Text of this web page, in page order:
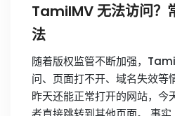
TamilMV 无法访问？
法
随着版权监管不断加强，
问、页面打不开、域名失效等
昨天还能正常打开的网站，今